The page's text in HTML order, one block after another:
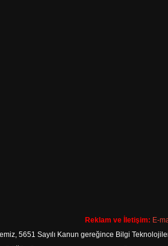
Reklam ve İletişim: E-
5651 Sayılı Kanun gereğince Bilgi